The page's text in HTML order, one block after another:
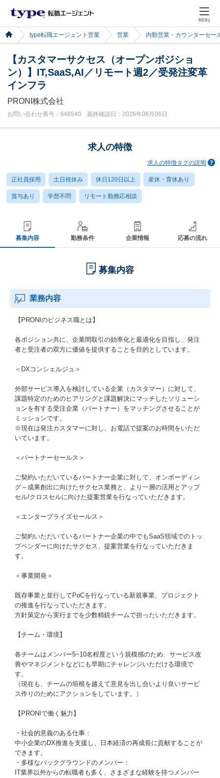
MENU
type転職エージェント営業 営業 内勤営業・カウンターセー
【カスタマーサクセス（オープンポジショ
ン）】IT,SaaS,AI／リモート週2／受発注変革
インフラ
PRONI株式会社
お問い合わせ番号：648540 最終確認日：2026年08月06日
求人の特徴
求人の特徴タグの説明
正社員採用 土日祝休み 休日120日以上 産休・育休あり
賞与あり 学歴不問 リモート勤務応相談
募集内容 勤務条件 企業情報 応募の流れ
募集内容
業務内容
【PRONIのビジネス職とは】
各ポジション共に、企業間取引の効率化と最適化を目指し、発注
者と受注者の双方に価値を提供することを目的としています。
＜DXコンシェルジュ＞
外部サービス導入を検討している企業（カスタマー）に対して、
課題特定のためのヒアリングと課題解決にマッチしたソリューシ
ョンを有する受注企業（パートナー）をマッチングさせることが
ミッションです。
※現在は発注カスタマーに対し、お電話で提案のお時間をいただ
いています。
＜パートナーセールス＞
ご契約いただいているパートナー企業に対して、オンボーディン
グ～成果創出に向けたサクセス業務と、より一層の活用とアップ
セル/クロスセルに向けた提案営業を行なっていただきます。
＜エンタープライズセールス＞
ご契約いただいているパートナー企業の中でもSaaS領域でのトッ
プベンダーに向けたサクセス、提案営業を行なっていただきま
す。
＜事業開発＞
既存事業と並行してPoCを行なっている新規事業、プロジェクト
の推進を行なっていただきます。
方針策定から実行までを少数精鋭チームで担ったいただきます。
【チーム・環境】
各チームはメンバー5~10名程度という規模感のため、サービス改
善やマネジメントなどにも早期にチャレンジいただける環境で
す。
（現在も、チームの垣根を越えて意見を出し合いより良いサービ
ス作りのためにアクションをしています。）
【PRONIで働く魅力】
・社会的意義のある仕事：
中小企業のDX推進を支援し、日本経済の再成長に貢献することが
できます。
・多様なバックグラウンドのメンバー：
IT業界以外からの転職者も多く、さまざまな経験を持つメンバー